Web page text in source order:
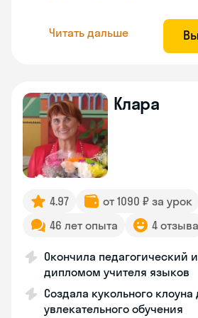
Читать дальше
Клара
4.97
от 1090 ₽ за урок
46 лет опыта
4 отзыва
Окончила педагогический
дипломом учителя языков
Создала кукольного клоуна
увлекательного обучения